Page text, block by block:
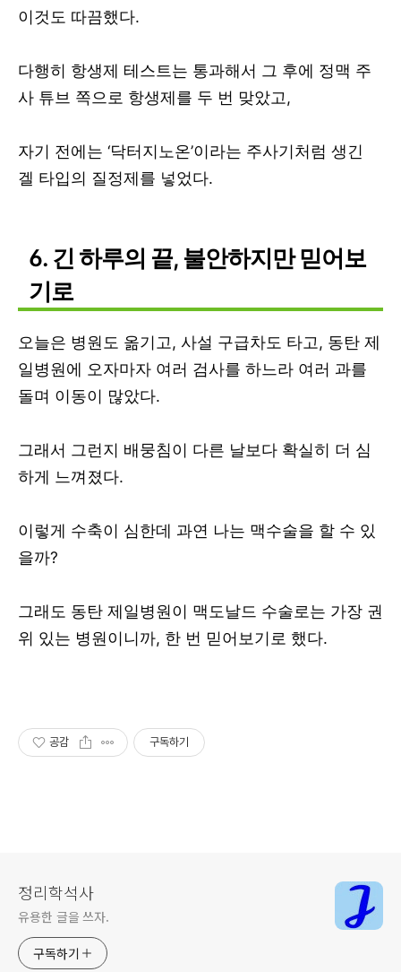
이것도 따끔했다.
다행히 항생제 테스트는 통과해서 그 후에 정맥 주
사 튜브 쪽으로 항생제를 두 번 맞았고,
자기 전에는 ‘닥터지노온’이라는 주사기처럼 생긴
겔 타입의 질정제를 넣었다.
6. 긴 하루의 끝, 불안하지만 믿어보
기로
오늘은 병원도 옮기고, 사설 구급차도 타고, 동탄 제
일병원에 오자마자 여러 검사를 하느라 여러 과를
돌며 이동이 많았다.
그래서 그런지 배뭉침이 다른 날보다 확실히 더 심
하게 느껴졌다.
이렇게 수축이 심한데 과연 나는 맥수술을 할 수 있
을까?
그래도 동탄 제일병원이 맥도날드 수술로는 가장 권
위 있는 병원이니까, 한 번 믿어보기로 했다.
공감 구독하기
정리학석사
유용한 글을 쓰자.
구독하기